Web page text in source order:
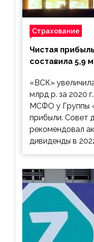
Страхование
Чистая
составила 5,9
выплачивать
«ВСК»
млрд р. за 2020
МСФО у Группы
прибыли. Совет
рекомендовал
дивиденды в